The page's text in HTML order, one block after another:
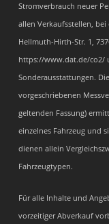
Stromverbrauch neuer
allen Verkaufsstellen,
Hellmuth-Hirth-Str. 1,
https://www.dat.de/co2/
Sonderausstattungen.
vorgeschriebenen
geltenden Fassung)
einzelnes Fahrzeug und
dienen allein
Fahrzeugtypen.
Für alle Inhalte und
vorzeitiger Abverkauf